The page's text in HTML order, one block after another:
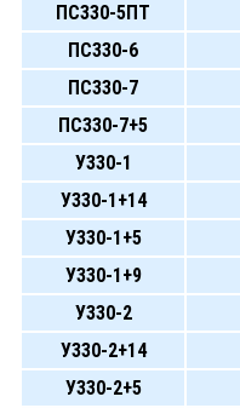
ПС330-5ПТ
ПС330-6
ПС330-7
ПС330-7+5
У330-1
У330-1+14
У330-1+5
У330-1+9
У330-2
У330-2+14
У330-2+5